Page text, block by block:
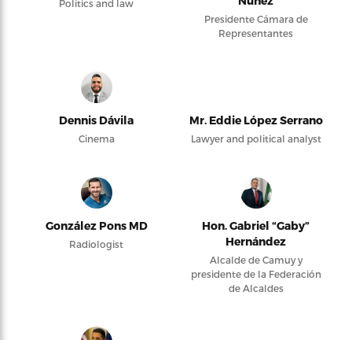
Politics and law
Presidente Cámara de
Representantes
Dennis Dávila
Cinema
Mr. Eddie López Serrano
Lawyer and political analyst
González Pons MD
Radiologist
Hon. Gabriel “Gaby”
Hernández
Alcalde de Camuy y
presidente de la Federación
de Alcaldes